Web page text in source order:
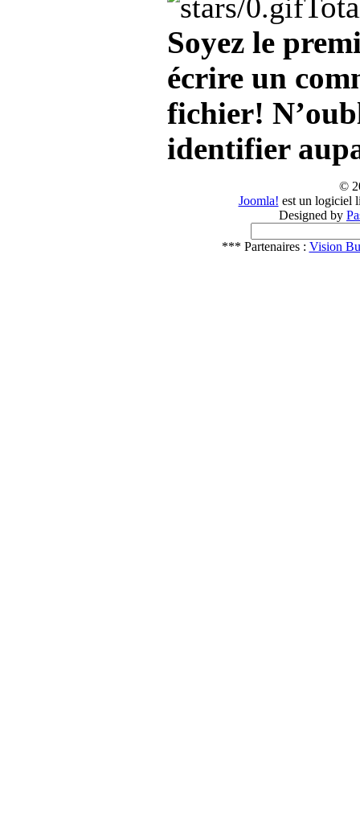
Soyez le
écrire un
fichier!
identifier
©
Joomla! est un logiciel
Designed by
*** Partenaires : Vision